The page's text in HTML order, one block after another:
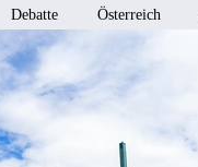
Debatte Österreich